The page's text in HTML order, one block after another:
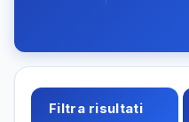
Filtra risultati